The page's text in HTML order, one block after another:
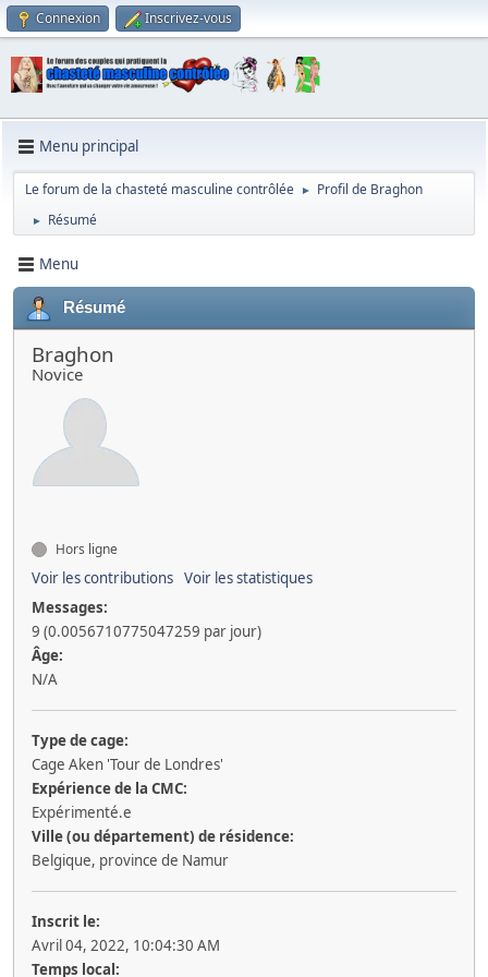
Connexion Inscrivez-vous
Menu principal
Le forum de la chasteté masculine contrôlée ► Profil de Braghon
► Résumé
Menu
Résumé
Braghon
Novice
Hors ligne
Voir les contributions Voir les statistiques
Messages:
9 (0.0056710775047259 par jour)
Âge:
N/A
Type de cage:
Cage Aken 'Tour de Londres'
Expérience de la CMC:
Expérimenté.e
Ville (ou département) de résidence:
Belgique, province de Namur
Inscrit le:
Avril 04, 2022, 10:04:30 AM
Temps local: